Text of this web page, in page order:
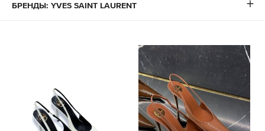
БРЕНДЫ: YVES SAINT LAURENT